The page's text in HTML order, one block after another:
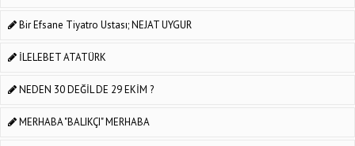
Bir Efsane Tiyatro Ustası; NEJAT UYGUR
İLELEBET ATATÜRK
NEDEN 30 DEĞİL DE 29 EKİM ?
MERHABA "BALIKÇI" MERHABA